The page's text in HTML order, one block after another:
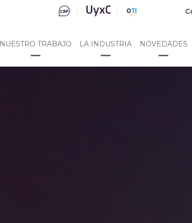
NUESTRO TRABAJO LA INDUSTRIA NOVEDADES